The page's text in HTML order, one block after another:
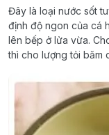
Đây là loại nước sốt
định độ ngon của cá
lên bếp ở lửa vừa.
thì cho lượng tỏi băm